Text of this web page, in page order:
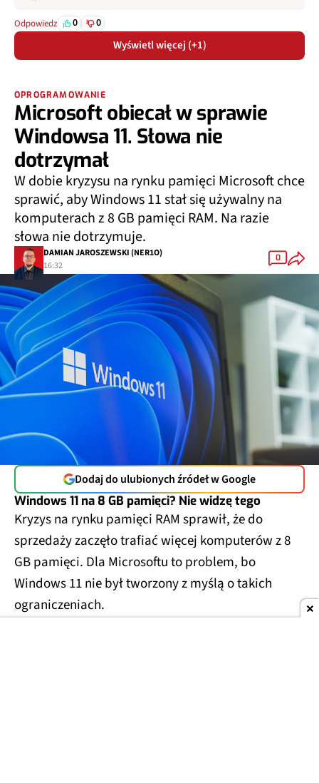
Odpowiedz 0 0
Wyświetl więcej (+1)
OPROGRAMOWANIE
Microsoft obiecał w sprawie
Windowsa 11. Słowa nie
dotrzymał
W dobie kryzysu na rynku pamięci Microsoft chce
sprawić, aby Windows 11 stał się używalny na
komputerach z 8 GB pamięci RAM. Na razie
słowa nie dotrzymuje.
DAMIAN JAROSZEWSKI (NER1O)
16:32
0
Dodaj do ulubionych źródeł w Google
Windows 11 na 8 GB pamięci? Nie widzę tego
Kryzys na rynku pamięci RAM sprawił, że do
sprzedaży zaczęło trafiać więcej komputerów z 8
GB pamięci. Dla Microsoftu to problem, bo
Windows 11 nie był tworzony z myślą o takich
ograniczeniach.